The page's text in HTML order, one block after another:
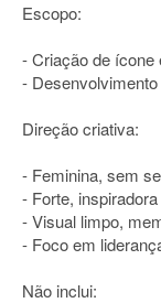
Escopo:
- Criação de ícone
-
Direção criativa:
- Feminina, sem
- Forte,
- Visual limpo,
- Foco em
Não inclui: